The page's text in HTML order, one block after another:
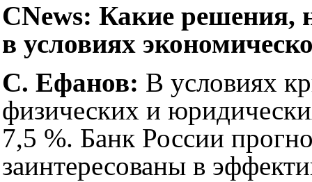
CNews: Какие решения,
в условиях
С. Ефанов: В условиях
физических и
7,5 %. Банк России
заинтересованы в